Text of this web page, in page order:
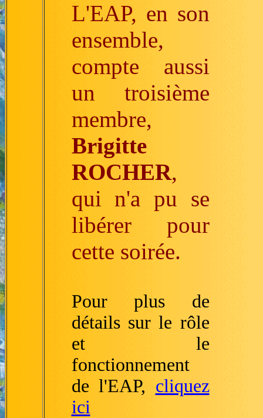
L'EAP, en son
ensemble,
compte aussi
un troisième
membre,
Brigitte
ROCHER,
qui n'a pu se
libérer pour
cette soirée.
Pour plus de
détails sur le rôle
et le
fonctionnement
de l'EAP, cliquez
ici